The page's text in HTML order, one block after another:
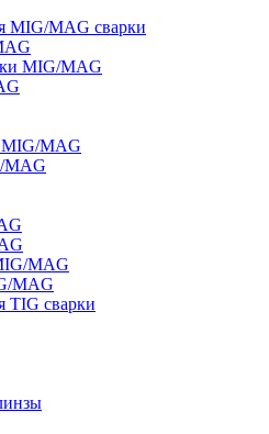
MIG/MAG сварки
MIG/MAG
MIG/MAG
MAG
MAG
MAG
TIG сварки